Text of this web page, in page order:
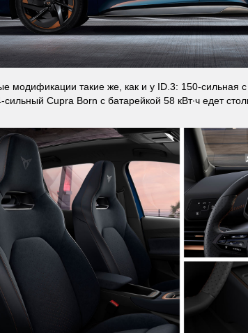
модификации такие же, как и у ID.3: 150-сильная с
Cupra Born с батарейкой 58 кВт∙ч едет